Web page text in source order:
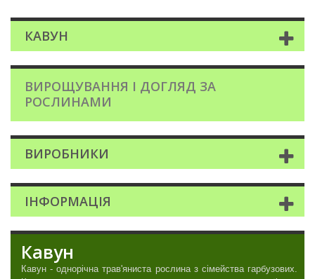
КАВУН
ВИРОЩУВАННЯ І ДОГЛЯД ЗА
РОСЛИНАМИ
ВИРОБНИКИ
ІНФОРМАЦІЯ
Кавун
Кавун - однорічна трав'яниста рослина з сімейства гарбузових.